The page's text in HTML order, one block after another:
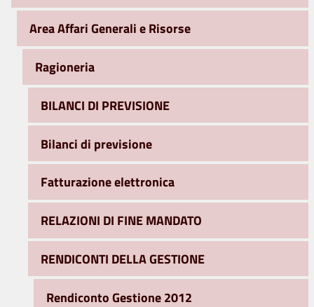
Area Affari Generali e Risorse
Ragioneria
BILANCI DI PREVISIONE
Bilanci di previsione
Fatturazione elettronica
RELAZIONI DI FINE MANDATO
RENDICONTI DELLA GESTIONE
Rendiconto Gestione 2012